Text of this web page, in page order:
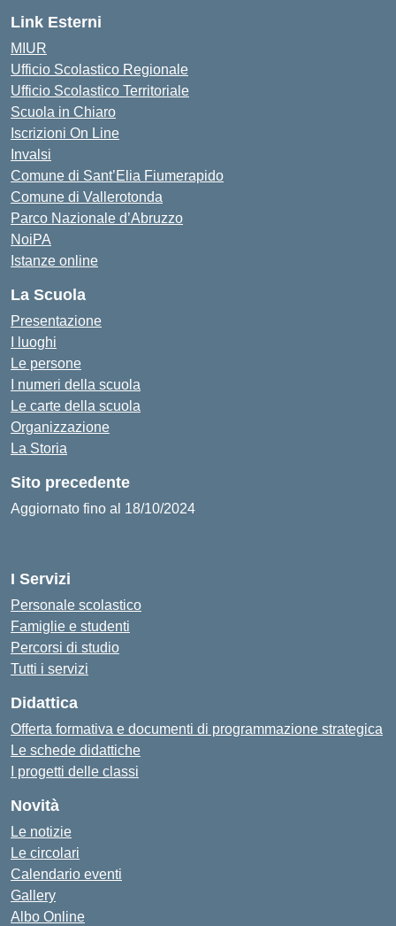
Link Esterni
MIUR
Ufficio Scolastico Regionale
Ufficio Scolastico Territoriale
Scuola in Chiaro
Iscrizioni On Line
Invalsi
Comune di Sant’Elia Fiumerapido
Comune di Vallerotonda
Parco Nazionale d’Abruzzo
NoiPA
Istanze online
La Scuola
Presentazione
I luoghi
Le persone
I numeri della scuola
Le carte della scuola
Organizzazione
La Storia
Sito precedente
Aggiornato fino al 18/10/2024
I Servizi
Personale scolastico
Famiglie e studenti
Percorsi di studio
Tutti i servizi
Didattica
Offerta formativa e documenti di programmazione strategica
Le schede didattiche
I progetti delle classi
Novità
Le notizie
Le circolari
Calendario eventi
Gallery
Albo Online